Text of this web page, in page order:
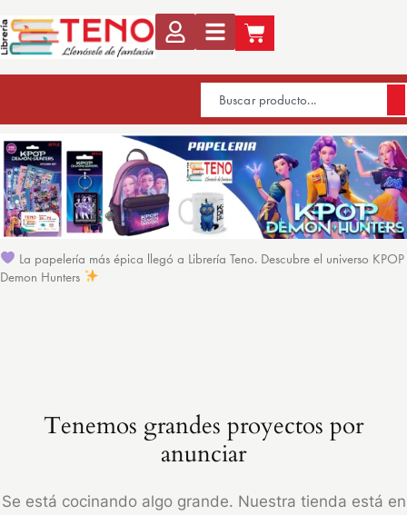
La papelería más épica llegó a Librería Teno. Descubre el universo KPOP
Demon Hunters
Tenemos grandes proyectos por
anunciar
Se está cocinando algo grande. Nuestra tienda está en